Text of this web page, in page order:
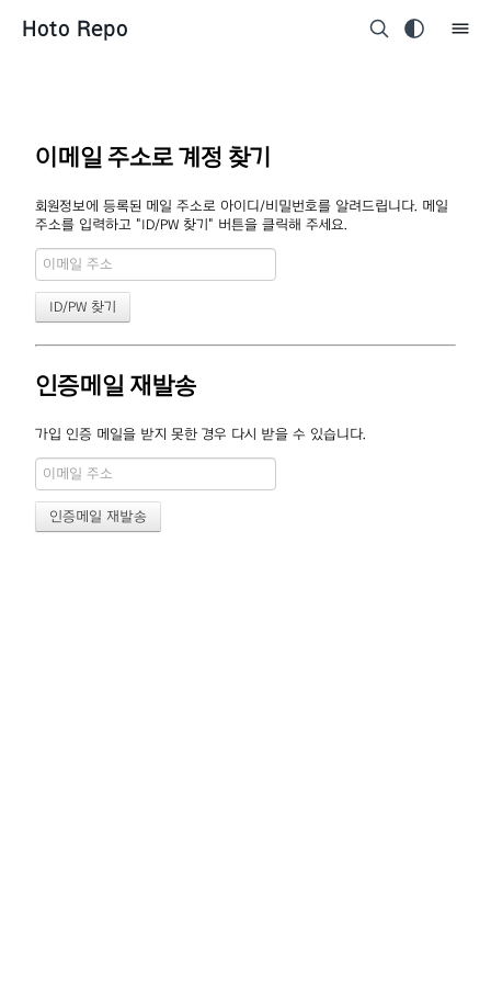
Hoto Repo
이메일 주소로 계정 찾기
회원정보에 등록된 메일 주소로 아이디/비밀번호를 알려드립니다. 메일
주소를 입력하고 "ID/PW 찾기" 버튼을 클릭해 주세요.
인증메일 재발송
가입 인증 메일을 받지 못한 경우 다시 받을 수 있습니다.